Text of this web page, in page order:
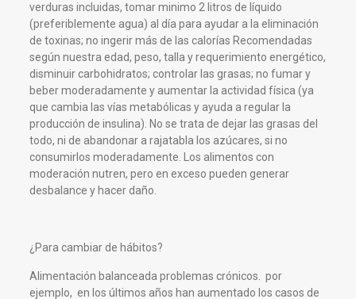
verduras incluidas, tomar minimo 2 litros de líquido
(preferiblemente agua) al día para ayudar a la eliminación
de toxinas; no ingerir más de las calorías Recomendadas
según nuestra edad, peso, talla y requerimiento energético,
disminuir carbohidratos; controlar las grasas; no fumar y
beber moderadamente y aumentar la actividad física (ya
que cambia las vías metabólicas y ayuda a regular la
producción de insulina). No se trata de dejar las grasas del
todo, ni de abandonar a rajatabla los azúcares, si no
consumirlos moderadamente. Los alimentos con
moderación nutren, pero en exceso pueden generar
desbalance y hacer daño.
¿Para cambiar de hábitos?
Alimentación balanceada problemas crónicos. por
ejemplo, en los últimos años han aumentado los casos de